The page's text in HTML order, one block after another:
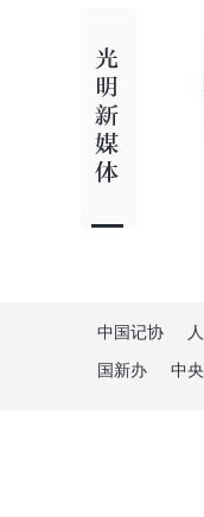
中国记协
国新办 中